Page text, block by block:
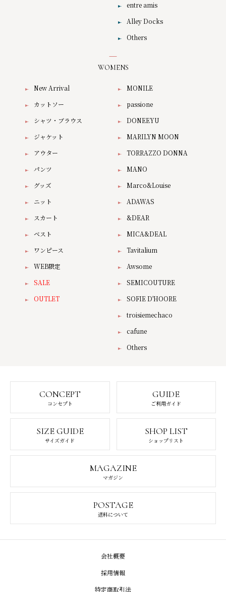
entre amis
Alley Docks
Others
WOMENS
New Arrival
カットソー
シャツ・ブラウス
ジャケット
アウター
パンツ
グッズ
ニット
スカート
ベスト
ワンピース
WEB限定
SALE
OUTLET
MONILE
passione
DONEEYU
MARILYN MOON
TORRAZZO DONNA
MANO
Marco&Louise
ADAWAS
&DEAR
MICA&DEAL
Tavitalium
Awsome
SEMICOUTURE
SOFIE D'HOORE
troisiemechaco
cafune
Others
CONCEPT
コンセプト
GUIDE
ご利用ガイド
SIZE GUIDE
サイズガイド
SHOP LIST
ショップリスト
MAGAZINE
マガジン
POSTAGE
送料について
会社概要
採用情報
特定商取引法